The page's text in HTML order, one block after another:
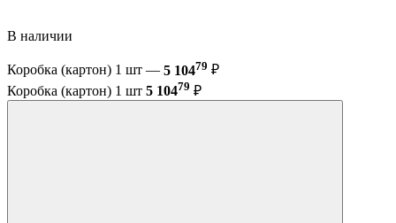
В наличии
Коробка (картон) 1 шт — 5 10479 ₽
Коробка (картон) 1 шт 5 10479 ₽